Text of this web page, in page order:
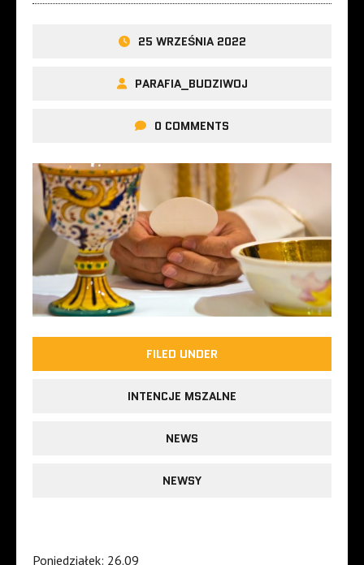
25 WRZEŚNIA 2022
PARAFIA_BUDZIWOJ
0 COMMENTS
FILED UNDER
INTENCJE MSZALNE
NEWS
NEWSY
Poniedziałek: 26.09